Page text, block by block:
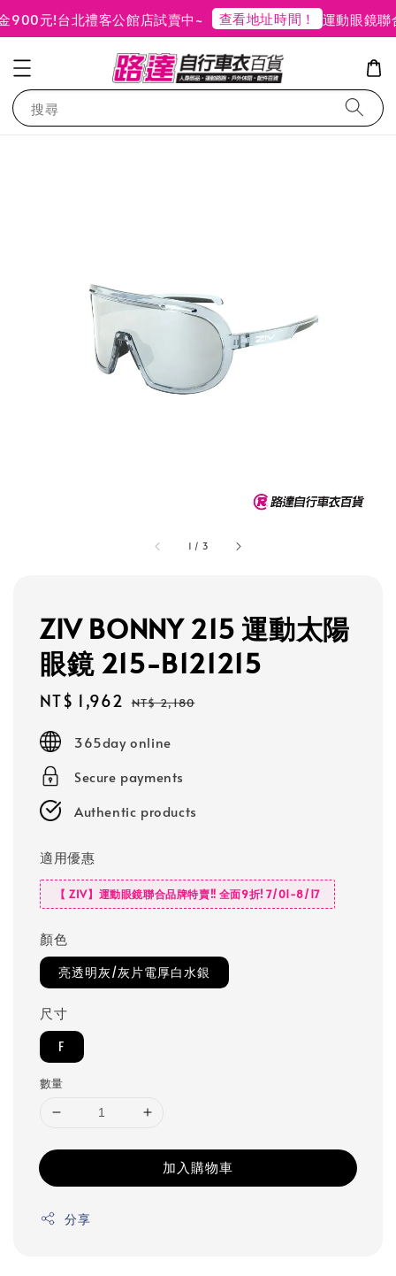
元!台北禮客公館店試賣中~ 查看地址時間！ 運動眼鏡聯合
搜尋
1 / 3
ZIV BONNY 215 運動太陽
眼鏡 215-B121215
Sale
NT$ 1,962 Regular
NT$ 2,180
365day online
Secure payments
Authentic products
適用優惠
【 ZIV】運動眼鏡聯合品牌特賣‼️ 全面9折! 7/01-8/17
顏色
亮透明灰/灰片電厚白水銀
尺寸
F
數量
加入購物車
分享